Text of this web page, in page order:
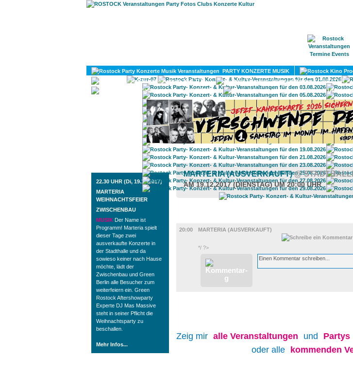
PARTY KONZERTE MUSIK
KULTUR
LITERATUR
DIVERSES
UMLAND
ROSTOCK TAGESTIPP
22.30 UHR (Di, 19.12.2017)
MARTERIA
WEIHNACHTSFEIER
ZWISCHENBAU
MUSIK Der Name ist
Programm! Marteria spielt
dieser Tage zwei
ausverkaufte Konzerte in
der Stadthalle und da
sowieso keiner nach Hause
möchte, lädt der
Zwischenbau und Green
Berlin alle Besucher zum
weiterfeiern ein. Green
Rostock Aftershowparty
Experte DJ Mas Massive
steht in seiner Pflicht die
Weihnachtsparty zu
beschallen.
Mehr Infos...
MARTERIA (AUSVERKAUFT)@
AM 19.12.2017 (DIENSTAG) UM 20:00 UHR
20:00
MARTERIA (AUSVERKAUFT)
*/ ?>
Zeig mir alle Veranstaltungen und Partys
oder alle
kommenden